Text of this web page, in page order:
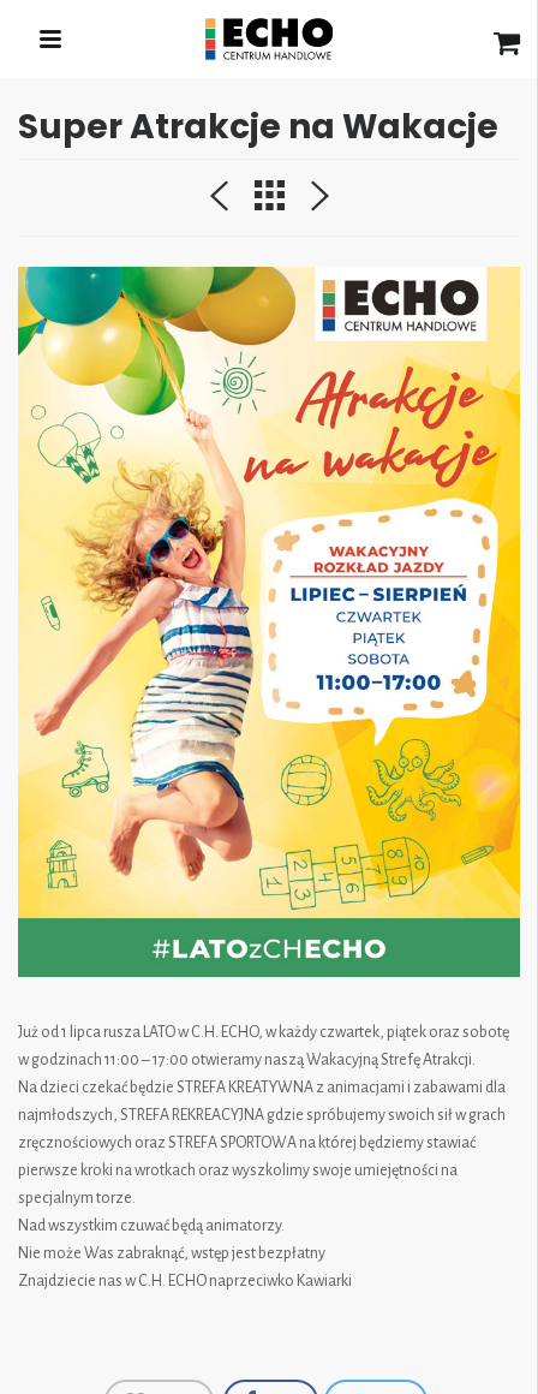
Super Atrakcje na Wakacje
Już od 1 lipca rusza LATO w C.H. ECHO, w każdy czwartek, piątek oraz sobotę
w godzinach 11:00 – 17:00 otwieramy naszą Wakacyjną Strefę Atrakcji.
Na dzieci czekać będzie STREFA KREATYWNA z animacjami i zabawami dla
najmłodszych, STREFA REKREACYJNA gdzie spróbujemy swoich sił w grach
zręcznościowych oraz STREFA SPORTOWA na której będziemy stawiać
pierwsze kroki na wrotkach oraz wyszkolimy swoje umiejętności na
specjalnym torze.
Nad wszystkim czuwać będą animatorzy.
Nie może Was zabraknąć, wstęp jest bezpłatny
Znajdziecie nas w C.H. ECHO naprzeciwko Kawiarki